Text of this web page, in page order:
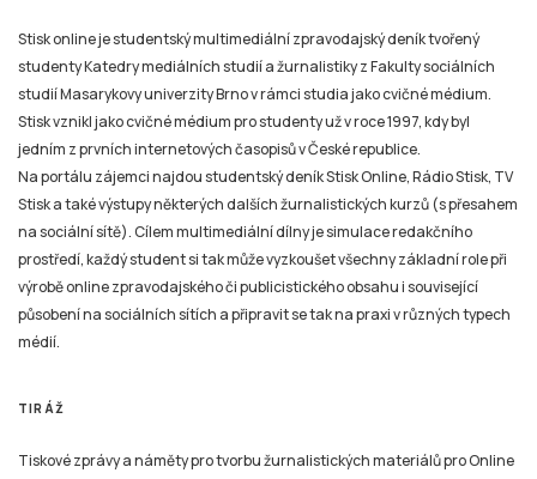
Stisk online je studentský multimediální zpravodajský deník tvořený
studenty Katedry mediálních studií a žurnalistiky z Fakulty sociálních
studií Masarykovy univerzity Brno v rámci studia jako cvičné médium.
Stisk vznikl jako cvičné médium pro studenty už v roce 1997, kdy byl
jedním z prvních internetových časopisů v České republice.
Na portálu zájemci najdou studentský deník Stisk Online, Rádio Stisk, TV
Stisk a také výstupy některých dalších žurnalistických kurzů (s přesahem
na sociální sítě). Cílem multimediální dílny je simulace redakčního
prostředí, každý student si tak může vyzkoušet všechny základní role při
výrobě online zpravodajského či publicistického obsahu i související
působení na sociálních sítích a připravit se tak na praxi v různých typech
médií.
TIRÁŽ
Tiskové zprávy a náměty pro tvorbu žurnalistických materiálů pro Online